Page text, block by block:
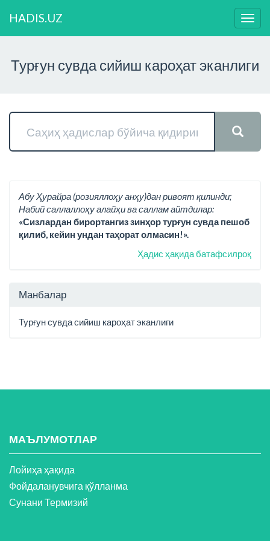
HADIS.UZ
Турғун сувда сийиш кароҳат эканлиги
Абу Ҳурайра (розияллоҳу анҳу)дан ривоят қилинди;
Набий саллаллоҳу алайҳи ва саллам айтдилар:
«Сизлардан бирортангиз зинҳор турғун сувда пешоб
қилиб, кейин ундан таҳорат олмасин!».
Ҳадис ҳақида батафсилроқ
Манбалар
Турғун сувда сийиш кароҳат эканлиги
МАЪЛУМОТЛАР
Лойиҳа ҳақида
Фойдаланувчига қўлланма
Сунани Термизий